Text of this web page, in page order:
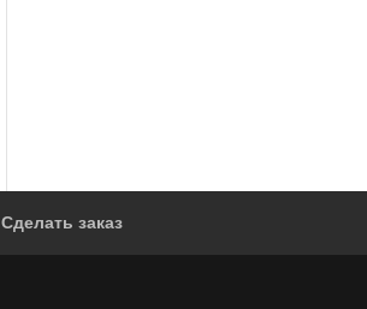
Сделать заказ